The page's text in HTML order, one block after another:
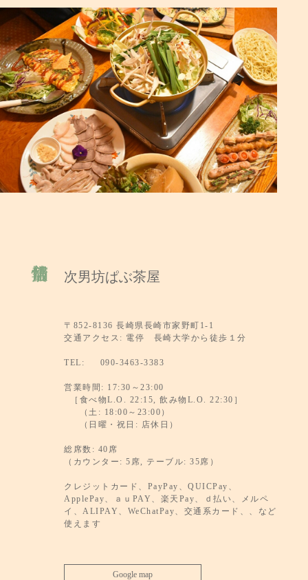
次男坊ぱぶ茶屋
〒852-8136 長崎県長崎市家野町1-1
交通アクセス: 電停 長崎大学から徒歩１分
TEL: 090-3463-3383
営業時間: 17:30～23:00
［食べ物L.O. 22:15, 飲み物L.O. 22:30］
（土: 18:00～23:00）
（日曜・祝日: 店休日）
総席数: 40席
（カウンター: 5席, テーブル: 35席）
クレジットカード、PayPay、QUICPay、
ApplePay、ａｕPAY、楽天Pay、ｄ払い、メルペ
イ、ALIPAY、WeChatPay、交通系カード、、など
使えます
Google map